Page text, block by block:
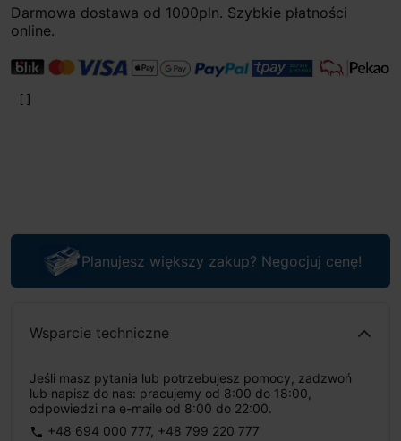
Darmowa dostawa od 1000pln. Szybkie płatności
online.
Planujesz większy zakup? Negocjuj cenę!
Wsparcie techniczne
Jeśli masz pytania lub potrzebujesz pomocy, zadzwoń
lub napisz do nas: pracujemy od 8:00 do 18:00,
odpowiedzi na e-maile od 8:00 do 22:00.
phone +48 694 000 777, +48 799 220 777